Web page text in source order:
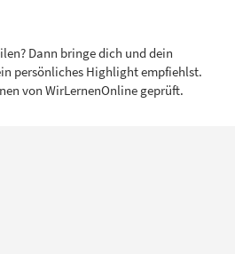
Dann bringe dich und dein
persönliches Highlight empfiehlst.
von WirLernenOnline geprüft.